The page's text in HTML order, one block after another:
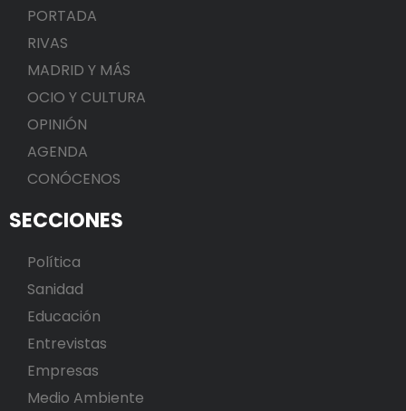
PORTADA
RIVAS
MADRID Y MÁS
OCIO Y CULTURA
OPINIÓN
AGENDA
CONÓCENOS
SECCIONES
Política
Sanidad
Educación
Entrevistas
Empresas
Medio Ambiente